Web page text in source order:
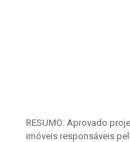
RESUMO: Aprovado
imóveis responsáveis